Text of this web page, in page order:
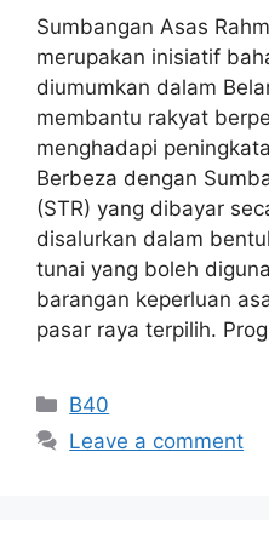
Sumbangan Asas
merupakan inisiatif
diumumkan dalam
membantu rakyat
menghadapi
Berbeza dengan
(STR) yang dibayar
disalurkan dalam
tunai yang boleh
barangan keperluan
pasar raya terpilih.
Categories
B40
Leave a comment